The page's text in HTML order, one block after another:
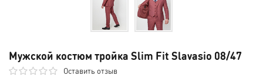
Мужской костюм тройка Slim Fit Slavasio 08/47
Оставить отзыв